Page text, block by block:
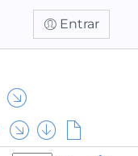
Entrar